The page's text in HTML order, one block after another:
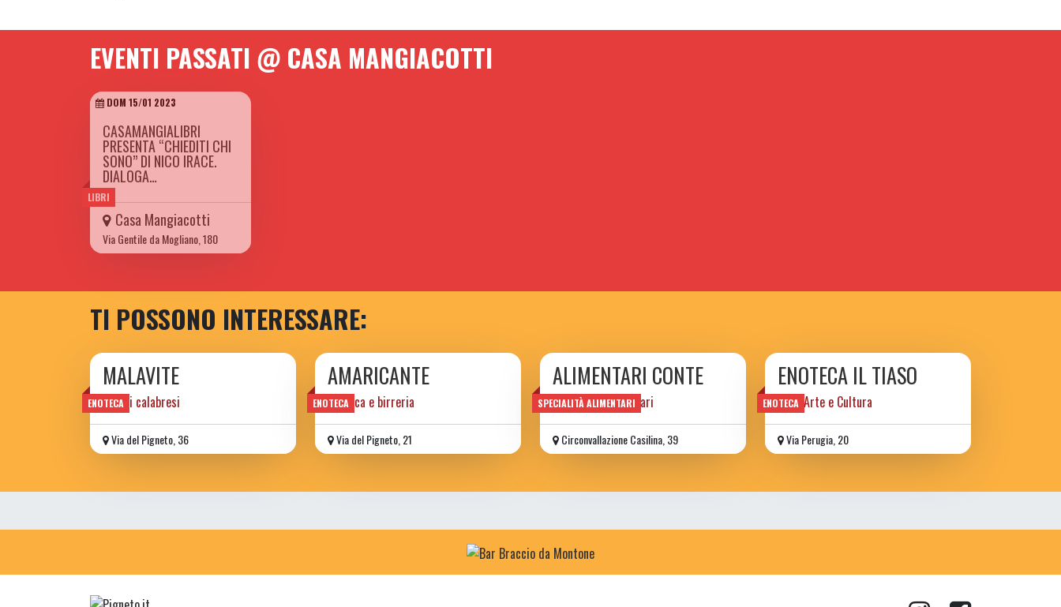
EVENTI PASSATI @ CASA MANGIACOTTI
LIBRI
DOM 15/01 2023
CASAMANGIALIBRI
PRESENTA “CHIEDITI CHI
SONO” DI NICO IRACE.
DIALOGA…
Casa Mangiacotti
Via Gentile da Mogliano, 180
TI POSSONO INTERESSARE:
ENOTECA
MALAVITE
sapori calabresi
Via del Pigneto, 36
ENOTECA
AMARICANTE
enoteca e birreria
Via del Pigneto, 21
SPECIALITÀ ALIMENTARI
ALIMENTARI CONTE
specialità alimentari
Circonvallazione Casilina, 39
ENOTECA
ENOTECA IL TIASO
Vino, Arte e Cultura
Via Perugia, 20